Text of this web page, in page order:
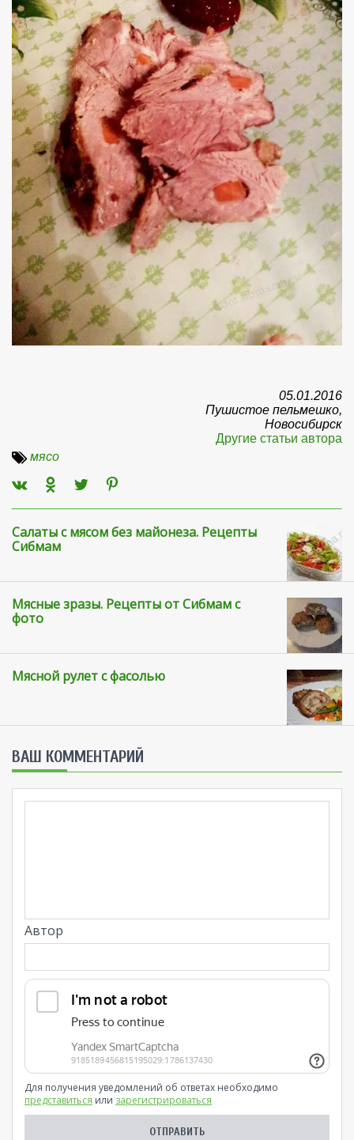
05.01.2016
Пушистое пельмешко,
Новосибирск
Другие статьи автора
мясо
Салаты с мясом без майонеза. Рецепты
Сибмам
Мясные зразы. Рецепты от Сибмам с
фото
Мясной рулет с фасолью
ВАШ КОММЕНТАРИЙ
Автор
Для получения уведомлений об ответах необходимо
представиться или зарегистрироваться